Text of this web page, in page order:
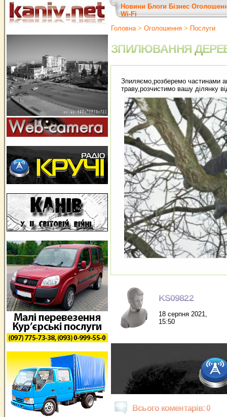
Новини Блоги Бізнес
Wi-Fi
Головна> Оголошення > Послуги
ЗПИЛЮВАННЯ
Зпиляємо,розберемо частинами
траву,розчистимо вашу ділянку
KS09822
18 серпня 2021,
15:50
Всього коментарів: 0